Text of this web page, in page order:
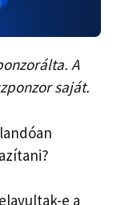
A
saját.
e a